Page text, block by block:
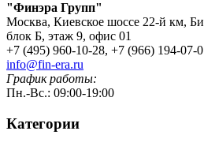
"Финэра Групп"
Москва, Киевское шоссе 22-й км,
блок Б, этаж 9, офис 01
+7 (495) 960-10-28, +7 (966) 194-07-
info@fin-era.ru
График работы:
Пн.-Вс.: 09:00-19:00
Категории